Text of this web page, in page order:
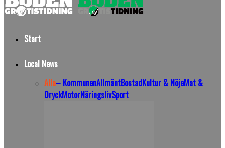
Start
Local News
Alla– KommunenAllmäntBostadKultur & NöjeMat &
DryckMotorNäringslivSport